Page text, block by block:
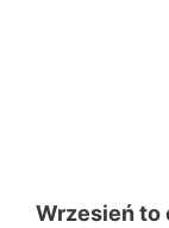
Wrzesień to